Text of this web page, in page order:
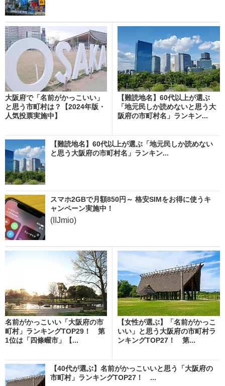
大阪府で「名前がかっこいい」
と思う市町村は？【2024年版・
人気投票実施中】
【難読地名】60代以上が選ぶ
「地元民しか読めないと思う大
阪府の市町村名」ランキン...
【難読地名】60代以上が選ぶ「地元民しか読めない
と思う大阪府の市町村名」ランキン...
スマホ2GBで月額850円～ 格安SIMをお得に使うキ
ャンペーン実施中！
(IIJmio)
名前がかっこいい「大阪府の市
町村」ランキングTOP29！ 第
1位は「四條畷市」【...
【女性が選ぶ】「名前がかっこ
いい」と思う大阪府の市町村ラ
ンキングTOP27！ 第...
【40代が選ぶ】名前がかっこいいと思う「大阪府の
市町村」ランキングTOP27！ ...